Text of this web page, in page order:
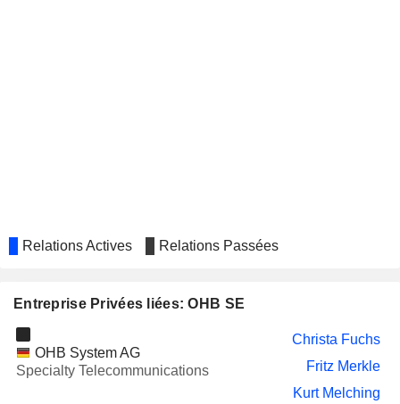
Relations Actives Relations Passées
Entreprise Privées liées: OHB SE
OHB System AG
Specialty Telecommunications
Christa Fuchs
Fritz Merkle
Kurt Melching